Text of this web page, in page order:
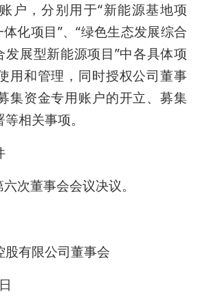
户，分别用于“新能源基地项
体化项目”、“绿色生态发展综合
发展型新能源项目”中各具体项
用和管理，同时授权公司董事
集资金专用账户的开立、募集
相关事项。
次董事会会议决议。
股有限公司董事会